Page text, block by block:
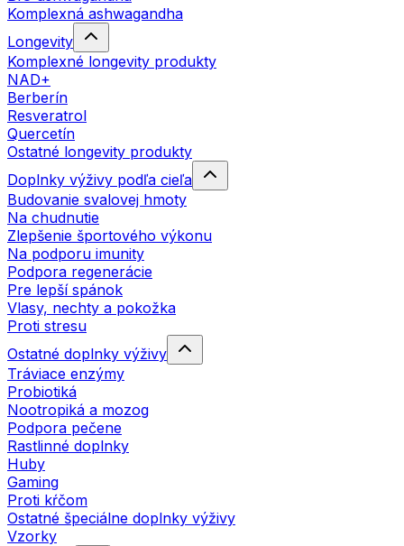
Komplexná ashwagandha
Longevity
Komplexné longevity produkty
NAD+
Berberín
Resveratrol
Quercetín
Ostatné longevity produkty
Doplnky výživy podľa cieľa
Budovanie svalovej hmoty
Na chudnutie
Zlepšenie športového výkonu
Na podporu imunity
Podpora regenerácie
Pre lepší spánok
Vlasy, nechty a pokožka
Proti stresu
Ostatné doplnky výživy
Tráviace enzýmy
Probiotiká
Nootropiká a mozog
Podpora pečene
Rastlinné doplnky
Huby
Gaming
Proti kŕčom
Ostatné špeciálne doplnky výživy
Vzorky